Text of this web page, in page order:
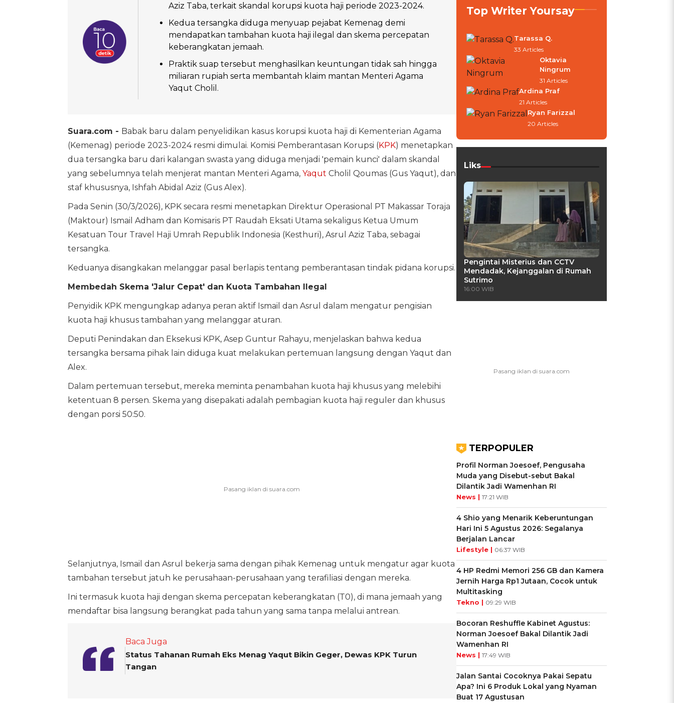
Aziz Taba, terkait skandal korupsi kuota haji periode 2023-2024.
Kedua tersangka diduga menyuap pejabat Kemenag demi
mendapatkan tambahan kuota haji ilegal dan skema percepatan
keberangkatan jemaah.
Praktik suap tersebut menghasilkan keuntungan tidak sah hingga
miliaran rupiah serta membantah klaim mantan Menteri Agama
Yaqut Cholil.
Suara.com - Babak baru dalam penyelidikan kasus korupsi kuota haji di Kementerian Agama
(Kemenag) periode 2023-2024 resmi dimulai. Komisi Pemberantasan Korupsi (KPK) menetapkan
dua tersangka baru dari kalangan swasta yang diduga menjadi 'pemain kunci' dalam skandal
yang sebelumnya telah menjerat mantan Menteri Agama, Yaqut Cholil Qoumas (Gus Yaqut), dan
staf khususnya, Ishfah Abidal Aziz (Gus Alex).
Pada Senin (30/3/2026), KPK secara resmi menetapkan Direktur Operasional PT Makassar Toraja
(Maktour) Ismail Adham dan Komisaris PT Raudah Eksati Utama sekaligus Ketua Umum
Kesatuan Tour Travel Haji Umrah Republik Indonesia (Kesthuri), Asrul Aziz Taba, sebagai
tersangka.
Keduanya disangkakan melanggar pasal berlapis tentang pemberantasan tindak pidana korupsi.
Membedah Skema 'Jalur Cepat' dan Kuota Tambahan Ilegal
Penyidik KPK mengungkap adanya peran aktif Ismail dan Asrul dalam mengatur pengisian
kuota haji khusus tambahan yang melanggar aturan.
Deputi Penindakan dan Eksekusi KPK, Asep Guntur Rahayu, menjelaskan bahwa kedua
tersangka bersama pihak lain diduga kuat melakukan pertemuan langsung dengan Yaqut dan
Alex.
Dalam pertemuan tersebut, mereka meminta penambahan kuota haji khusus yang melebihi
ketentuan 8 persen. Skema yang disepakati adalah pembagian kuota haji reguler dan khusus
dengan porsi 50:50.
Selanjutnya, Ismail dan Asrul bekerja sama dengan pihak Kemenag untuk mengatur agar kuota
tambahan tersebut jatuh ke perusahaan-perusahaan yang terafiliasi dengan mereka.
Ini termasuk kuota haji dengan skema percepatan keberangkatan (T0), di mana jemaah yang
mendaftar bisa langsung berangkat pada tahun yang sama tanpa melalui antrean.
Baca Juga
Status Tahanan Rumah Eks Menag Yaqut Bikin Geger, Dewas KPK Turun
Tangan
Top Writer Yoursay
Tarassa Q.
33 Articles
Oktavia
Ningrum
31 Articles
Ardina Praf
21 Articles
Ryan Farizzal
20 Articles
Liks
Pengintai Misterius dan CCTV
Mendadak, Kejanggalan di Rumah
Sutrimo
16:00 WIB
TERPOPULER
Profil Norman Joesoef, Pengusaha
Muda yang Disebut-sebut Bakal
Dilantik Jadi Wamenhan RI
News | 17:21 WIB
4 Shio yang Menarik Keberuntungan
Hari Ini 5 Agustus 2026: Segalanya
Berjalan Lancar
Lifestyle | 06:37 WIB
4 HP Redmi Memori 256 GB dan Kamera
Jernih Harga Rp1 Jutaan, Cocok untuk
Multitasking
Tekno | 09:29 WIB
Bocoran Reshuffle Kabinet Agustus:
Norman Joesoef Bakal Dilantik Jadi
Wamenhan RI
News | 17:49 WIB
Jalan Santai Cocoknya Pakai Sepatu
Apa? Ini 6 Produk Lokal yang Nyaman
Buat 17 Agustusan